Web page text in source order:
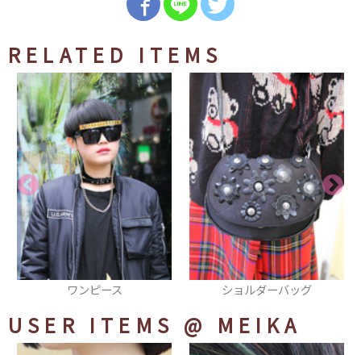
RELATED ITEMS
ショルダーバッグ ブーツ
USER ITEMS @ MEIKA